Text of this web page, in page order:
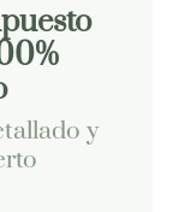
y